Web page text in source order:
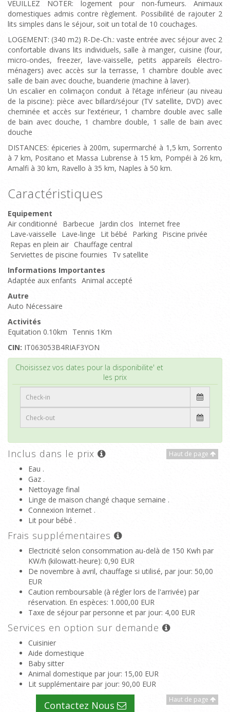
VEUILLEZ NOTER: logement pour non-fumeurs. Animaux
domestiques admis contre règlement. Possibilité de rajouter 2
lits simples dans le séjour, soit un total de 10 couchages.
LOGEMENT: (340 m2) R-De-Ch.: vaste entrée avec séjour avec 2
confortable divans lits individuels, salle à manger, cuisine (four,
micro-ondes, freezer, lave-vaisselle, petits appareils électro-
ménagers) avec accès sur la terrasse, 1 chambre double avec
salle de bain avec douche, buanderie (machine à laver).
Un escalier en colimaçon conduit à l’étage inférieur (au niveau
de la piscine): pièce avec billard/séjour (TV satellite, DVD) avec
cheminée et accès sur l’extérieur, 1 chambre double avec salle
de bain avec douche, 1 chambre double, 1 salle de bain avec
douche
DISTANCES: épiceries à 200m, supermarché à 1,5 km, Sorrento
à 7 km, Positano et Massa Lubrense à 15 km, Pompéi à 26 km,
Amalfi à 30 km, Ravello à 35 km, Naples à 50 km.
Caractéristiques
Equipement
Air conditionné
Barbecue Jardin clos
Internet free
Lave-vaisselle
Lave-linge Lit bébé Parking Piscine privée
Repas en plein air Chauffage central
Serviettes de piscine fournies
Tv satellite
Informations Importantes
Adaptée aux enfants Animal accepté
Autre
Auto Nécessaire
Activités
Equitation 0.10km
Tennis 1Km
CIN: IT063053B4RIAF3YON
Choisissez vos dates pour la disponibilite' et
les prix
Haut de page
Inclus dans le prix
Eau .
Gaz .
Nettoyage final
Linge de maison changé chaque semaine .
Connexion Internet .
Lit pour bébé .
Frais supplémentaires
Electricité selon consommation au-delà de 150 Kwh par
KW/h (kilowatt-heure): 0,90 EUR
De novembre à avril, chauffage si utilisé, par jour: 50,00
EUR
Caution remboursable (à régler lors de l'arrivée) par
réservation. En espèces: 1.000,00 EUR
Taxe de séjour par personne et par jour: 4,00 EUR
Services en option sur demande
Cuisinier
Aide domestique
Baby sitter
Animal domestique par jour: 15,00 EUR
Lit supplémentaire par jour: 90,00 EUR
Haut de page
Contactez Nous